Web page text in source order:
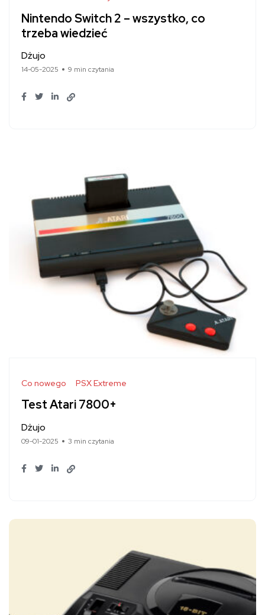
Nintendo Switch 2 – wszystko, co
trzeba wiedzieć
Dżujo
14-05-2025 9 min czytania
Co nowego PSX Extreme
Test Atari 7800+
Dżujo
09-01-2025 3 min czytania